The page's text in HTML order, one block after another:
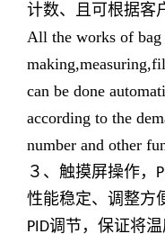
计数、且可根据客
All the works of bag
can be done
according to the
number and other
３、触摸屏操作，
性能稳定、调整方
PID调节，保证将